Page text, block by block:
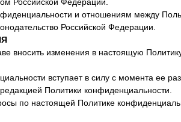
и отношениям между
Российской Федерации.
вносить изменения в настоящую
вступает в силу с момента ее
Политики конфиденциальности.
по настоящей Политике